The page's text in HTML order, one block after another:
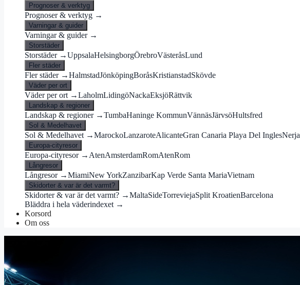
Prognoser & verktyg
Prognoser & verktyg →
Varningar & guider
Varningar & guider →
Storstäder
Storstäder →UppsalaHelsingborgÖrebroVästeråsLund
Fler städer
Fler städer →HalmstadJönköpingBoråsKristianstadSkövde
Väder per ort
Väder per ort →LaholmLidingöNackaEksjöRättvik
Landskap & regioner
Landskap & regioner →TumbaHaninge KommunVännäsJärvsöHultsfred
Sol & Medelhavet
Sol & Medelhavet →MarockoLanzaroteAlicanteGran Canaria Playa Del InglesNerja
Europa-cityresor
Europa-cityresor → AtenAmsterdamRomAtenRom
Långresor
Långresor →MiamiNew YorkZanzibarKap Verde Santa MariaVietnam
Skidorter & var är det varmt?
Skidorter & var är det varmt? →MaltaSideTorreviejaSplit KroatienBarcelona
Bläddra i hela väderindexet →
Korsord
Om oss